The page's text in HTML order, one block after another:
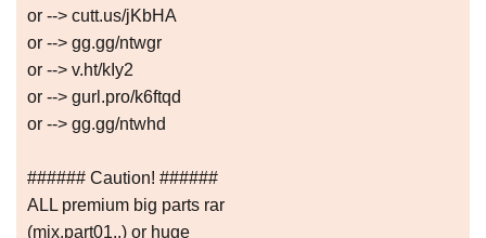
or --> cutt.us/jKbHA
or --> gg.gg/ntwgr
or --> v.ht/kIy2
or --> gurl.pro/k6ftqd
or --> gg.gg/ntwhd
###### Caution! ######
ALL premium big parts rar
(mix.part01..) or huge